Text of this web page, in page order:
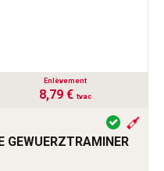
Enlèvement
8,79 € tvac
GEWUERZTRAMINER